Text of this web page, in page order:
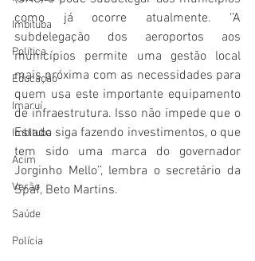
Imbituba
Política
Educação
Imaruí
Imbituba
Acim
Verão
Saúde
Polícia
como já ocorre atualmente. ‘’A
subdelegação dos aeroportos aos
municípios permite uma gestão local
mais próxima com as necessidades para
quem usa este importante equipamento
de infraestrutura. Isso não impede que o
Estado siga fazendo investimentos, o que
tem sido uma marca do governador
Jorginho Mello’’, lembra o secretário da
Spaf, Beto Martins.